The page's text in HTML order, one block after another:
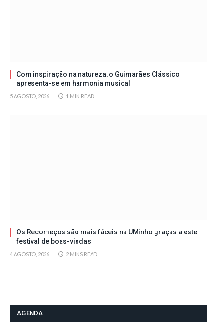
Com inspiração na natureza, o Guimarães Clássico
apresenta-se em harmonia musical
5 AGOSTO, 2026 1 MIN READ
Os Recomeços são mais fáceis na UMinho graças a este
festival de boas-vindas
4 AGOSTO, 2026 2 MINS READ
AGENDA